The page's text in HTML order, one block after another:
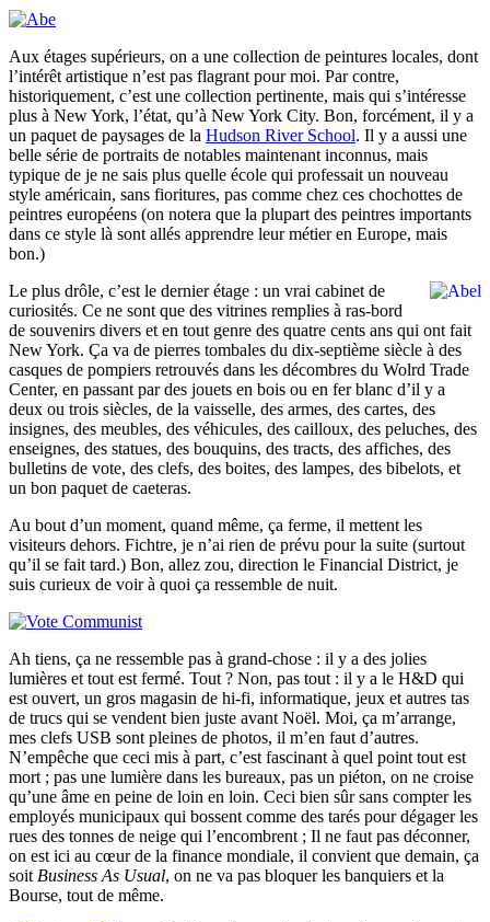
Aux étages supérieurs, on a une collection de peintures locales, dont
l’intérêt artistique n’est pas flagrant pour moi. Par contre,
historiquement, c’est une collection pertinente, mais qui s’intéresse
plus à New York, l’état, qu’à New York City. Bon, forcément, il y a
un paquet de paysages de la Hudson River School. Il y a aussi une
belle série de portraits de notables maintenant inconnus, mais
typique de je ne sais plus quelle école qui professait un nouveau
style américain, sans fioritures, pas comme chez ces chochottes de
peintres européens (on notera que la plupart des peintres importants
dans ce style là sont allés apprendre leur métier en Europe, mais
bon.)
Le plus drôle, c’est le dernier étage : un vrai cabinet de
curiosités. Ce ne sont que des vitrines remplies à ras-bord
de souvenirs divers et en tout genre des quatre cents ans qui ont fait
New York. Ça va de pierres tombales du dix-septième siècle à des
casques de pompiers retrouvés dans les décombres du Wolrd Trade
Center, en passant par des jouets en bois ou en fer blanc d’il y a
deux ou trois siècles, de la vaisselle, des armes, des cartes, des
insignes, des meubles, des véhicules, des cailloux, des peluches, des
enseignes, des statues, des bouquins, des tracts, des affiches, des
bulletins de vote, des clefs, des boites, des lampes, des bibelots, et
un bon paquet de caeteras.
Au bout d’un moment, quand même, ça ferme, il mettent les
visiteurs dehors. Fichtre, je n’ai rien de prévu pour la suite (surtout
qu’il se fait tard.) Bon, allez zou, direction le Financial District, je
suis curieux de voir à quoi ça ressemble de nuit.
Ah tiens, ça ne ressemble pas à grand-chose : il y a des jolies
lumières et tout est fermé. Tout ? Non, pas tout : il y a le H&D qui
est ouvert, un gros magasin de hi-fi, informatique, jeux et autres tas
de trucs qui se vendent bien juste avant Noël. Moi, ça m’arrange,
mes clefs USB sont pleines de photos, il m’en faut d’autres.
N’empêche que ceci mis à part, c’est fascinant à quel point tout est
mort ; pas une lumière dans les bureaux, pas un piéton, on ne croise
qu’une âme en peine de loin en loin. Ceci bien sûr sans compter les
employés municipaux qui bossent comme des tarés pour dégager les
rues des tonnes de neige qui l’encombrent ; Il ne faut pas déconner,
on est ici au cœur de la finance mondiale, il convient que demain, ça
soit Business As Usual, on ne va pas bloquer les banquiers et la
Bourse, tout de même.